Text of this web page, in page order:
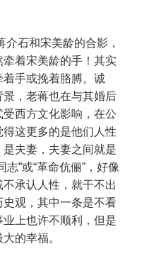
石和宋美龄的合影，
着宋美龄的手！其实
手或挽着胳膊。诚
，老蒋也在与其婚后
西方文化影响，在公
这更多的是他们人性
夫妻，夫妻之间就是
”或“革命伉俪”，好像
承认人性，就干不出
史观，其中一条是不看
上也许不顺利，但是
的幸福。